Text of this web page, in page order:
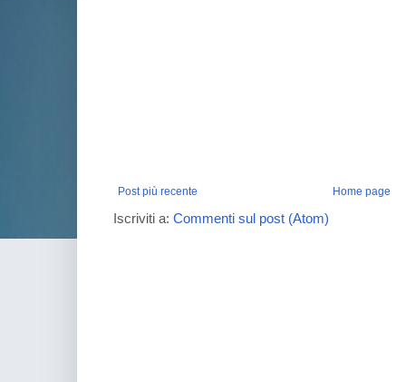
Post più recente Home page
Iscriviti a: Commenti sul post (Atom)